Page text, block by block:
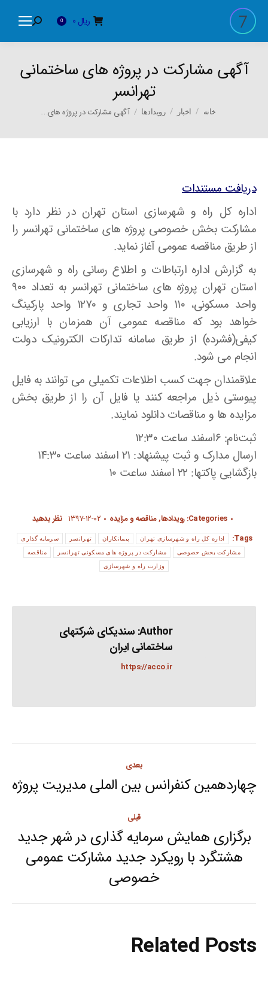
ریال 0
Search:
آگهی مشارکت در پروژه های ساختمانی
تهرانسر
You are here:
خانه اخبار رویدادها آگهی مشارکت در پروژه های…
دریافت مستندات
اداره کل راه و شهرسازی استان تهران در نظر دارد با
مشارکت بخش خصوصی پروژه های ساختمانی تهرانسر را
از طریق مناقصه عمومی آغاز نماید.
به گزارش اداره ارتباطات و اطلاع رسانی راه و شهرسازی
استان تهران پروژه های ساختمانی تهرانسر به تعداد ۹۰۰
واحد مسکونی، ۱۱۰ واحد تجاری و ۱۲۷۰ واحد پارکینگ
خواهد بود که مناقصه عمومی آن همزمان با ارزیابی
کیفی(فشرده) از طریق سامانه تدارکات الکترونیک دولت
انجام می شود.
علاقمندان جهت کسب اطلاعات تکمیلی می توانند به فایل
پیوستی ذیل مراجعه کنند یا فایل آن را از طریق بخش
مزایده ها و مناقصات دانلود نمایند.
ثبت‌نام: 6اسفند ساعت ۱۲:۳۰
ارسال مدارک و ثبت پیشنهاد: ۲۱ اسفند ساعت ۱۴:۳۰
بازگشایی پاکتها: ۲۲ اسفند ساعت ۱۰
Categories: رویدادها,مناقصه و مزایده ۱۳۹۷-۱۲-۰۲ نظر بدهید
Tags:
اداره کل راه و شهرسازی تهران پیمانکاران تهرانسر سرمایه گذاری
مشارکت بخش خصوصی مشارکت در پروژه های مسکونی تهرانسر مناقصه
وزارت راه و شهرسازی
Author: سندیکای شرکتهای
ساختمانی ایران
https://acco.ir
navigation
قبلی
Previous
post:
برگزاری همایش سرمایه گذاری در شهر جدید
هشتگرد با رویکرد جدید مشارکت عمومی
خصوصی
بعدی
Next
چهاردهمین کنفرانس بین الملی مدیریت پروژه
Related Posts